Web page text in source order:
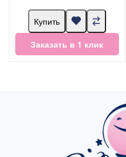
Купить
Заказать в 1 клик